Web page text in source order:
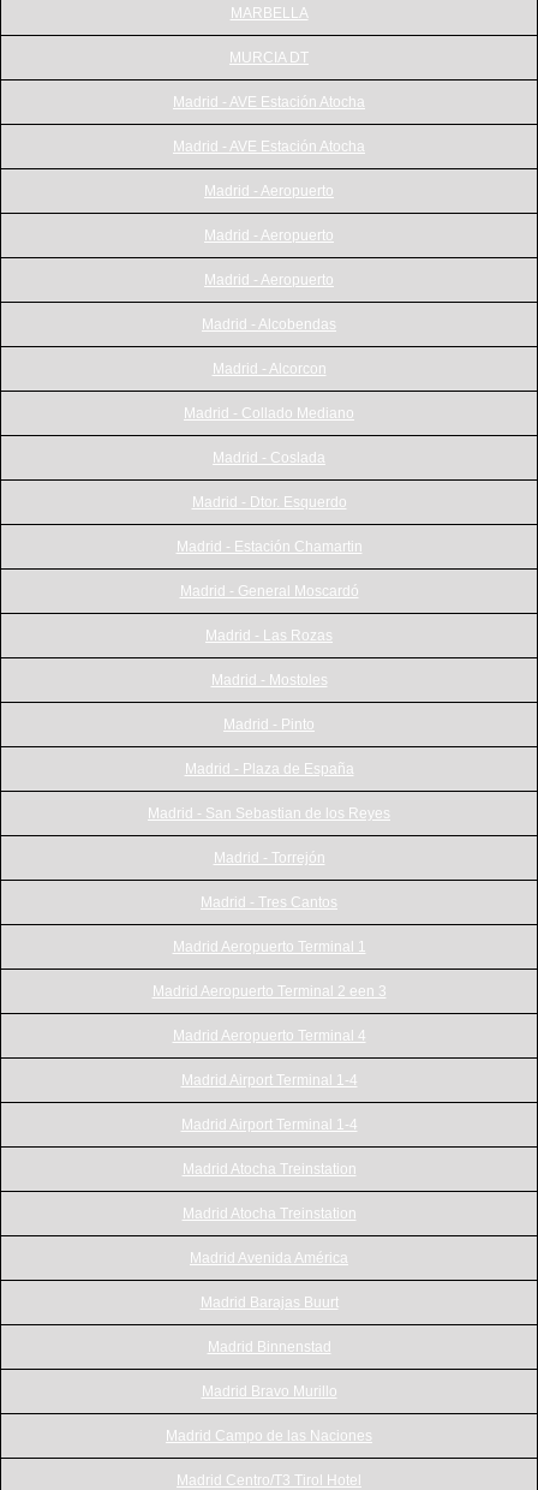
MARBELLA
MURCIA DT
Madrid - AVE Estación Atocha
Madrid - AVE Estación Atocha
Madrid - Aeropuerto
Madrid - Aeropuerto
Madrid - Aeropuerto
Madrid - Alcobendas
Madrid - Alcorcon
Madrid - Collado Mediano
Madrid - Coslada
Madrid - Dtor. Esquerdo
Madrid - Estación Chamartin
Madrid - General Moscardó
Madrid - Las Rozas
Madrid - Mostoles
Madrid - Pinto
Madrid - Plaza de España
Madrid - San Sebastian de los Reyes
Madrid - Torrejón
Madrid - Tres Cantos
Madrid Aeropuerto Terminal 1
Madrid Aeropuerto Terminal 2 een 3
Madrid Aeropuerto Terminal 4
Madrid Airport Terminal 1-4
Madrid Airport Terminal 1-4
Madrid Atocha Treinstation
Madrid Atocha Treinstation
Madrid Avenida América
Madrid Barajas Buurt
Madrid Binnenstad
Madrid Bravo Murillo
Madrid Campo de las Naciones
Madrid Centro/T3 Tirol Hotel